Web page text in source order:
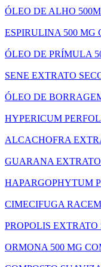
ÓLEO DE ALHO
ESPIRULINA 500 MG
ÓLEO DE PRÍMULA
SENE EXTRATO
ÓLEO DE
HYPERICUM
ALCACHOFRA
GUARANA
HAPARGOPHYTUM
CIMECIFUGA
PROPOLIS EXTRATO
ORMONA 500 MG